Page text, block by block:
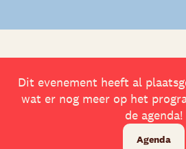
Dit evenement heeft al
wat er nog meer op het
de agenda!
Agenda